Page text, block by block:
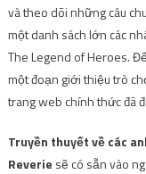
và theo dõi những câu
một danh sách lớn các
The Legend of Heroes.
một đoạn giới thiệu trò
trang web chính thức đã
Truyền thuyết về các
Reverie sẽ có sẵn vào